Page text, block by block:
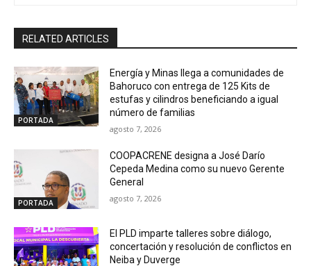
RELATED ARTICLES
PORTADA
Energía y Minas llega a comunidades de
Bahoruco con entrega de 125 Kits de
estufas y cilindros beneficiando a igual
número de familias
agosto 7, 2026
PORTADA
COOPACRENE designa a José Darío
Cepeda Medina como su nuevo Gerente
General
agosto 7, 2026
El PLD imparte talleres sobre diálogo,
concertación y resolución de conflictos en
Neiba y Duverge